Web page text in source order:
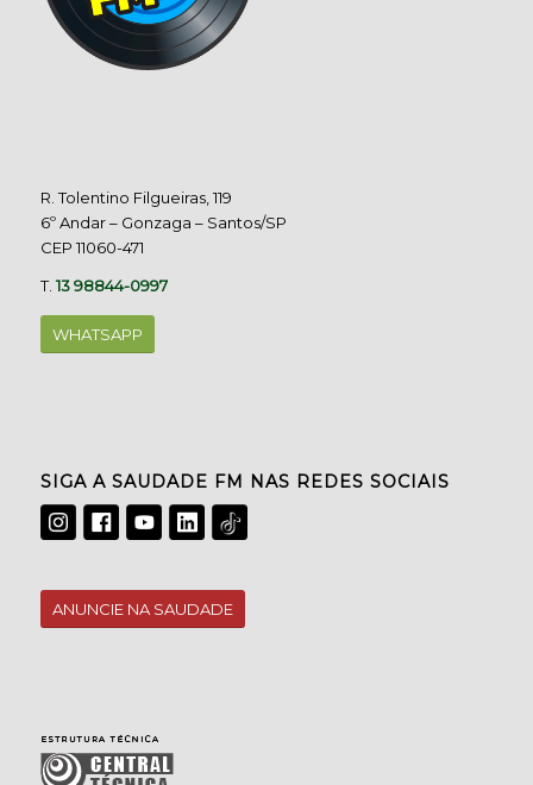
R. Tolentino Filgueiras, 119
6º Andar – Gonzaga – Santos/SP
CEP 11060-471
T.13 98844-0997
WHATSAPP
SIGA A SAUDADE FM NAS REDES SOCIAIS
ANUNCIE NA SAUDADE